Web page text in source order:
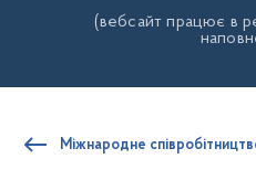
(вебсайт працює в
Міжнародне